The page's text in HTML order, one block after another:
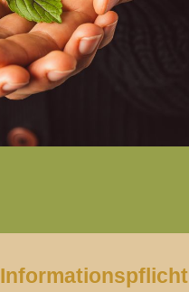
Informationspflicht